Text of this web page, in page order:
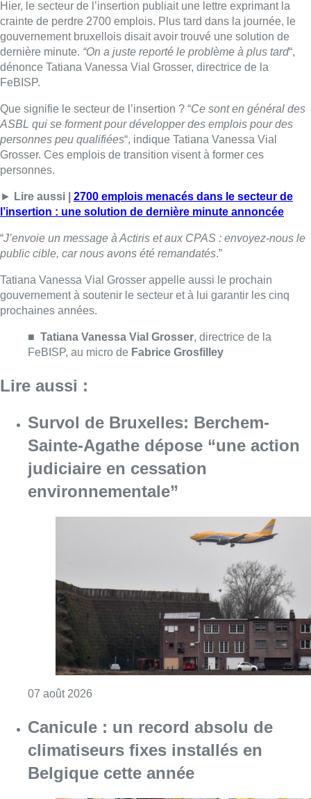
►Lire aussi | 2700 emplois menacés dans le secteur de
l’insertion : une solution de dernière minute annoncée
“J’envoie un message à Actiris et aux CPAS : envoyez-nous le
public cible, car nous avons été remandatés.”
gouvernement à soutenir le secteur et à lui garantir les cinq
prochaines années.
■ Tatiana Vanessa Vial Grosser, directrice de la
FeBISP, au micro de
Lire aussi :
Survol de Bruxelles: Berchem-
Sainte-Agathe dépose “une action
judiciaire en cessation
environnementale”
Canicule : un record absolu de
climatiseurs fixes installés en
Belgique cette année